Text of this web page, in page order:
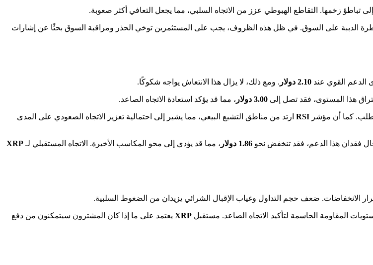
تباطؤ زخمها. التقاطع الهبوطي عزز من الاتجاه السلبي، مما يجعل التعافي أكثر صعوبة.
الدببة على السوق. في ظل هذه الظروف، يجب على المستثمرين توخي الحذر ومراقبة السوق بحثًا عن إشارات
الدعم القوي عند 2.10 دولار . ومع ذلك، لا يزال هذا الانتعاش يواجه شكوكًا.
هذا المستوى، فقد تصل إلى 3.00 دولار ، مما قد يؤكد استعادة الاتجاه الصاعد.
كما أن مؤشر RSI ارتد من مناطق التشبع البيعي، مما يشير إلى احتمالية تعزيز الاتجاه الصعودي على المدى
فقدان هذا الدعم، فقد تنخفض نحو 1.86 دولار ، مما قد يؤدي إلى محو المكاسب الأخيرة. الاتجاه المستقبلي لـ XRP
الانخفاضات. ضعف حجم التداول وغياب الإقبال الشرائي يزيدان من الضغوط السلبية.
المقاومة الحاسمة لتأكيد الاتجاه الصاعد. مستقبل XRP يعتمد على ما إذا كان المشترون سيتمكنون من دفع